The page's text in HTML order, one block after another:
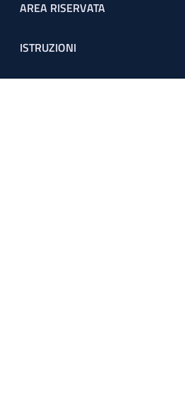
Footer menu
AREA RISERVATA
ISTRUZIONI